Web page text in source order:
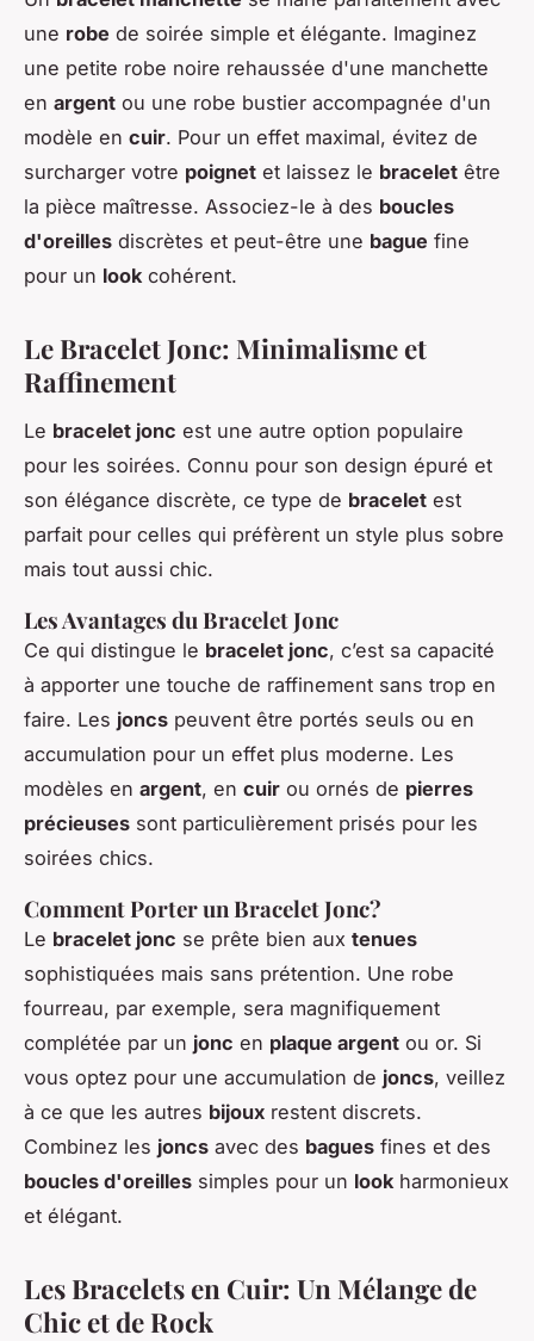
une robe de soirée simple et élégante. Imaginez
une petite robe noire rehaussée d'une manchette
en argent ou une robe bustier accompagnée d'un
modèle en cuir. Pour un effet maximal, évitez de
surcharger votre poignet et laissez le bracelet être
la pièce maîtresse. Associez-le à des boucles
d'oreilles discrètes et peut-être une bague fine
pour un look cohérent.
Le Bracelet Jonc: Minimalisme et
Raffinement
Le bracelet jonc est une autre option populaire
pour les soirées. Connu pour son design épuré et
son élégance discrète, ce type de bracelet est
parfait pour celles qui préfèrent un style plus sobre
mais tout aussi chic.
Les Avantages du Bracelet Jonc
Ce qui distingue le bracelet jonc, c’est sa capacité
à apporter une touche de raffinement sans trop en
faire. Les joncs peuvent être portés seuls ou en
accumulation pour un effet plus moderne. Les
modèles en argent, en cuir ou ornés de pierres
précieuses sont particulièrement prisés pour les
soirées chics.
Comment Porter un Bracelet Jonc?
Le bracelet jonc se prête bien aux tenues
sophistiquées mais sans prétention. Une robe
fourreau, par exemple, sera magnifiquement
complétée par un jonc en plaque argent ou or. Si
vous optez pour une accumulation de joncs, veillez
à ce que les autres bijoux restent discrets.
Combinez les joncs avec des bagues fines et des
boucles d'oreilles simples pour un look harmonieux
et élégant.
Les Bracelets en Cuir: Un Mélange de
Chic et de Rock